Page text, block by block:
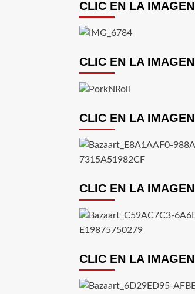
CLIC EN LA IMAGEN
CLIC EN LA IMAGEN
CLIC EN LA IMAGEN
CLIC EN LA IMAGEN
CLIC EN LA IMAGEN